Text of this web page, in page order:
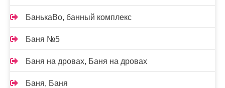
БанькаВо, банный комплекс
Баня №5
Баня на дровах, Баня на дровах
Баня, Баня